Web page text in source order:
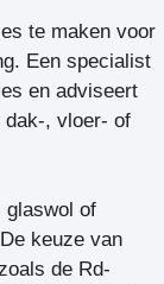
te maken voor
Een specialist
en adviseert
dak-, vloer- of
glaswol of
keuze van
de Rd-